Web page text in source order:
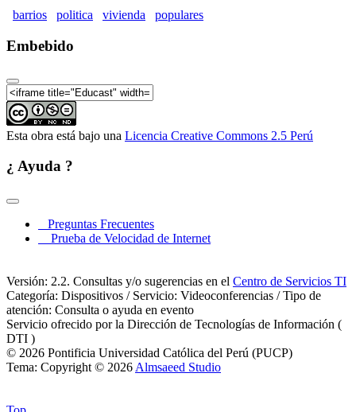
barrios politica vivienda populares
Embebido
Esta obra está bajo una Licencia Creative Commons 2.5 Perú
¿ Ayuda ?
Preguntas Frecuentes
Prueba de Velocidad de Internet
Versión: 2.2. Consultas y/o sugerencias en el Centro de Servicios TI
Categoría: Dispositivos / Servicio: Videoconferencias / Tipo de
atención: Consulta o ayuda en evento
Servicio ofrecido por la Dirección de Tecnologías de Información (
DTI )
© 2026 Pontificia Universidad Católica del Perú (PUCP)
Tema: Copyright © 2026 Almsaeed Studio